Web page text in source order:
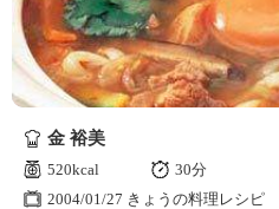
金 裕美
520kcal
30分
2004/01/27 きょうの料理レシピ